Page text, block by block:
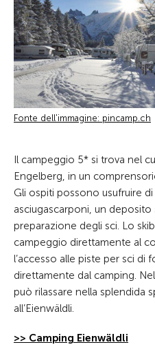
Fonte dell'immagine: pincamp.ch
Il campeggio 5* si trova nel
Engelberg, in un
Gli ospiti possono usufruire
asciugascarponi, un deposito
preparazione degli sci. Lo
campeggio direttamente al
l’accesso alle piste per sci di
direttamente dal camping.
può rilassare nella splendida
all’Eienwäldli.
>> Camping Eienwäldli